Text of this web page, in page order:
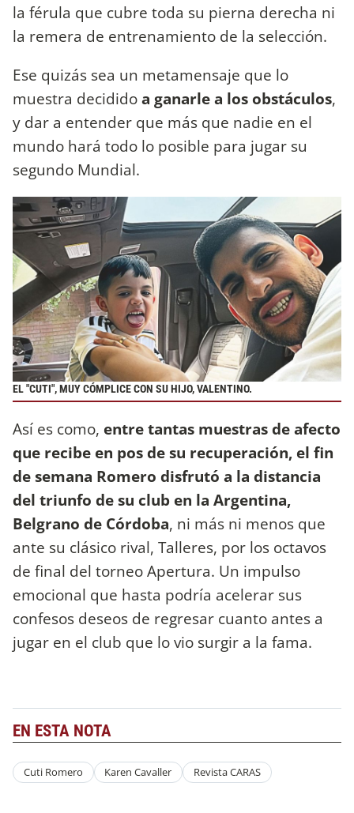
la férula que cubre toda su pierna derecha ni
la remera de entrenamiento de la selección.
Ese quizás sea un metamensaje que lo
muestra decididoa ganarle a los obstáculos,
y dar a entender que más que nadie en el
mundo hará todo lo posible para jugar su
segundo Mundial.
EL "CUTI", MUY CÓMPLICE CON SU HIJO, VALENTINO.
Así es como, entre tantas muestras de afecto
que recibe en pos de su recuperación, el fin
de semana Romero disfrutó a la distancia
del triunfo de su club en la Argentina,
Belgrano de Córdoba, ni más ni menos que
ante su clásico rival, Talleres, por los octavos
de final del torneo Apertura. Un impulso
emocional que hasta podría acelerar sus
confesos deseos de regresar cuanto antes a
jugar en el club que lo vio surgir a la fama.
EN ESTA NOTA
Cuti Romero Karen Cavaller Revista CARAS